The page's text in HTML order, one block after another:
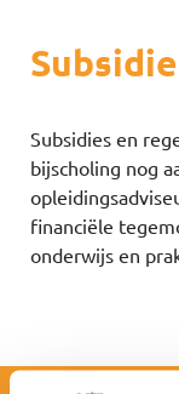
Subsidies en
bijscholing nog
financiële
onderwijs en